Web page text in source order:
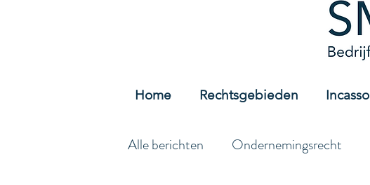
Home Rechtsgebieden Incasso
Alle berichten Ondernemingsrecht